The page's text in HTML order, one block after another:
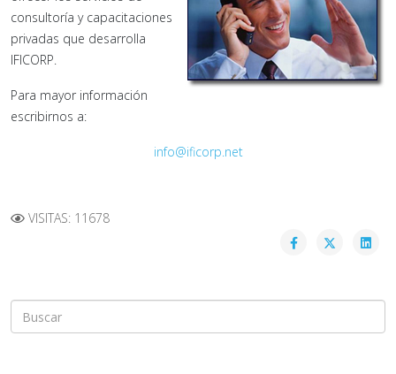
consultoría y capacitaciones
privadas que desarrolla
IFICORP.
Para mayor información
escribirnos a:
info@ificorp.net
VISITAS: 11678